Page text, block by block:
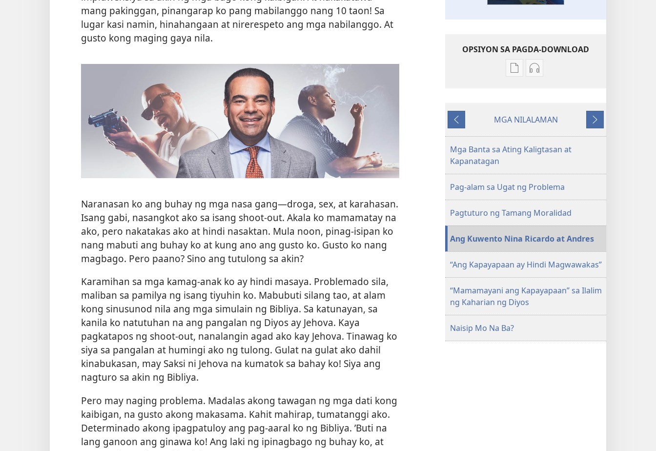
mang pakinggan, pinangarap ko pang mabilanggo nang 10 taon! Sa
lugar kasi namin, hinahangaan at nirerespeto ang mga nabilanggo. At
gusto kong maging gaya nila.
Naranasan ko ang buhay ng mga nasa gang—droga, sex, at karahasan.
Isang gabi, nasangkot ako sa isang shoot-out. Akala ko mamamatay na
ako, pero nakatakas ako at hindi nasaktan. Mula noon, pinag-isipan ko
nang mabuti ang buhay ko at kung ano ang gusto ko. Gusto ko nang
magbago. Pero paano? Sino ang tutulong sa akin?
Karamihan sa mga kamag-anak ko ay hindi masaya. Problemado sila,
maliban sa pamilya ng isang tiyuhin ko. Mabubuti silang tao, at alam
kong sinusunod nila ang mga simulain ng Bibliya. Sa katunayan, sa
kanila ko natutuhan na ang pangalan ng Diyos ay Jehova. Kaya
pagkatapos ng shoot-out, nanalangin agad ako kay Jehova. Tinawag ko
siya sa pangalan at humingi ako ng tulong. Gulat na gulat ako dahil
kinabukasan, may Saksi ni Jehova na kumatok sa bahay ko! Siya ang
nagturo sa akin ng Bibliya.
Pero may naging problema. Madalas akong tawagan ng mga dati kong
kaibigan, na gusto akong makasama. Kahit mahirap, tumatanggi ako.
Determinado akong ipagpatuloy ang pag-aaral ko ng Bibliya. ’Buti na
lang ganoon ang ginawa ko! Ang laki ng ipinagbago ng buhay ko, at
OPSIYON SA PAGDA-DOWNLOAD
Opsiyon
ng
GUMISING!
Puwede
Tayong
Maging
Ligtas
at
Panatag?
Opsiyon
ng
GUMISING!
Puwede
Tayong
Maging
Ligtas
at
Panatag?
Nauna
MGA NILALAMAN
Susunod
Mga Banta sa Ating Kaligtasan at
Kapanatagan
Pag-alam sa Ugat ng Problema
Pagtuturo ng Tamang Moralidad
Ang Kuwento Nina Ricardo at Andres
“Ang Kapayapaan ay Hindi Magwawakas”
“Mamamayani ang Kapayapaan” sa Ilalim
ng Kaharian ng Diyos
Naisip Mo Na Ba?